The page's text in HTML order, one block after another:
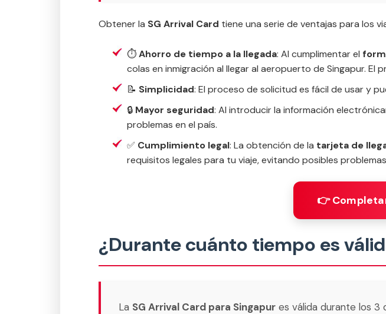
Obtener la SG Arrival Card tiene una serie de ventajas para los
⏱️Ahorro de tiempo a la llegada: Al cumplimentar el
colas en inmigración al llegar al aeropuerto de Singapur. El
📝 Simplicidad: El proceso de solicitud es fácil de usar y
🔒 Mayor seguridad: Al introducir la información
problemas en el país.
✅ Cumplimiento legal: La obtención de la tarjeta de
requisitos legales para tu viaje, evitando posibles
👉
¿Durante cuánto tiempo es
La SG Arrival Card para Singapur es válida durante los 3